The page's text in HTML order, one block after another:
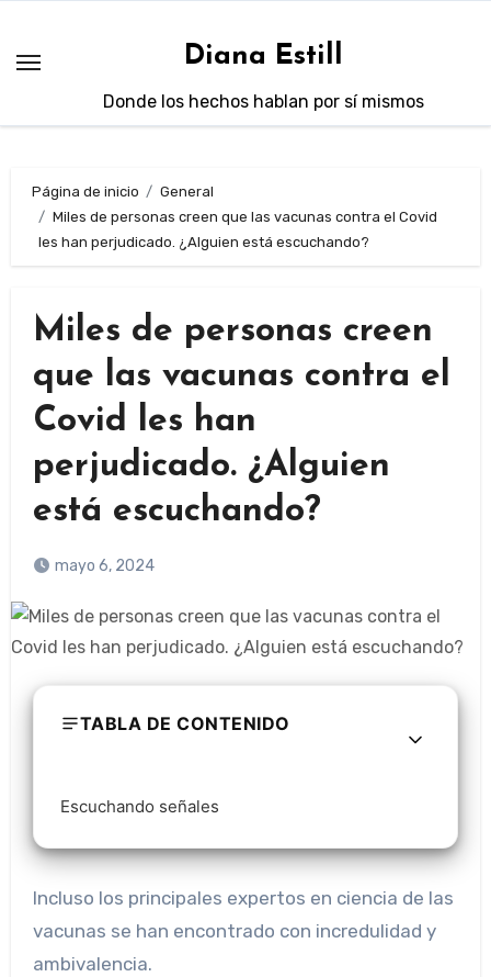
contenido
Diana Estill
Donde los hechos hablan por sí mismos
Página de inicio
General
Miles de personas creen que las vacunas contra el Covid
les han perjudicado. ¿Alguien está escuchando?
Miles de personas creen
que las vacunas contra el
Covid les han
perjudicado. ¿Alguien
está escuchando?
mayo 6, 2024
TABLA DE CONTENIDO
Escuchando señales
Incluso los principales expertos en ciencia de las
vacunas se han encontrado con incredulidad y
ambivalencia.